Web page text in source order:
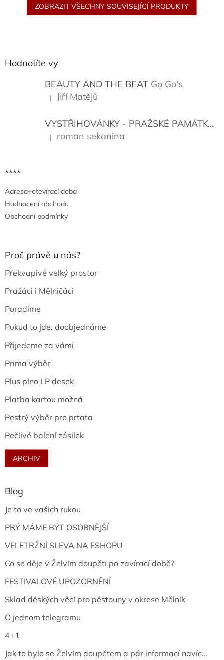
ZOBRAZIT VŠECHNY SOUVISEJÍCÍ PRODUKTY
Hodnotíte vy
BEAUTY AND THE BEAT Go Go's
Hodnocení produktu je 5 z 5 hvězdiček.
| Jiří Matějů
VYSTŘIHOVÁNKY - PRAŽSKÉ PAMÁTKY
Hodnocení produktu je 5 z 5 hvězdiček.
| roman sekanina
****
Adresa+otevírací doba
Hodnocení obchodu
Obchodní podmínky
Proč právě u nás?
Překvapivě velký prostor
Pražáci i Mělničáci
Poradíme
Pokud to jde, doobjednáme
Přijedeme za vámi
Prima výběr
Plus plno LP desek
Platba kartou možná
Pestrý výběr pro prťata
Pečlivé balení zásilek
ARCHIV
Blog
Je to ve vašich rukou
PRÝ MÁME BÝT OSOBNĚJŠÍ
VELETRŽNÍ SLEVA NA ESHOPU
Co se děje v Želvím doupěti po zavírací době?
FESTIVALOVÉ UPOZORNĚNÍ
Sklad děských věcí pro pěstouny v okrese Mělník
O jednom telegramu
4+1
Jak to bylo se Želvím doupětem a pár informací navíc...